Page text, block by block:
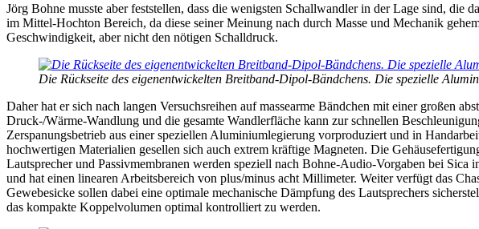
Jörg Bohne musste aber feststellen, dass die wenigsten Schallwandler in der Lage sind,
im Mittel-Hochton Bereich, da diese seiner Meinung nach durch Masse und Mechanik
Geschwindigkeit, aber nicht den nötigen Schalldruck.
Die Rückseite des eigenentwickelten Breitband-Dipol-Bändchens. Die spezielle
Daher hat er sich nach langen Versuchsreihen auf massearme Bändchen mit einer großen
Druck-/Wärme-Wandlung und die gesamte Wandlerfläche kann zur schnellen
Zerspanungsbetrieb aus einer speziellen Aluminiumlegierung vorproduziert und in
hochwertigen Materialien gesellen sich auch extrem kräftige Magneten. Die
Lautsprecher und Passivmembranen werden speziell nach Bohne-Audio-Vorgaben bei
und hat einen linearen Arbeitsbereich von plus/minus acht Millimeter. Weiter verfügt das
Gewebesicke sollen dabei eine optimale mechanische Dämpfung des Lautsprechers
das kompakte Koppelvolumen optimal kontrolliert zu werden.